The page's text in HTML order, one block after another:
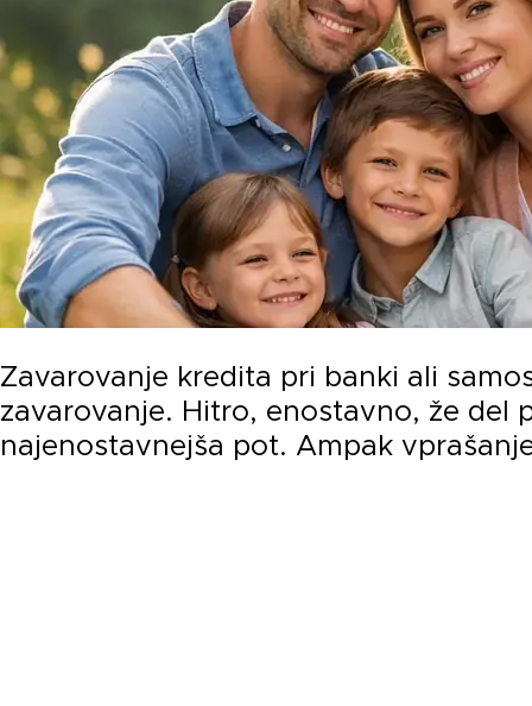
Zavarovanje kredita pri banki ali
zavarovanje. Hitro, enostavno, že del
najenostavnejša pot. Ampak